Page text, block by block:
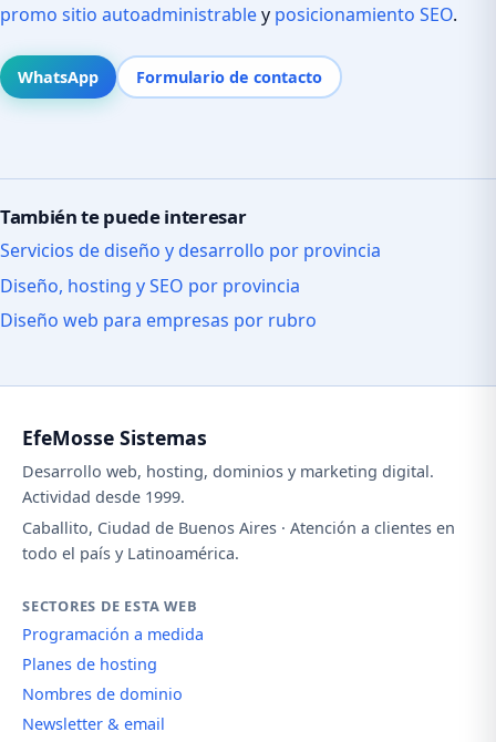
promo sitio autoadministrabley posicionamiento SEO.
WhatsApp Formulario de contacto
También te puede interesar
Servicios de diseño y desarrollo por provincia
Diseño, hosting y SEO por provincia
Diseño web para empresas por rubro
EfeMosse Sistemas
Desarrollo web, hosting, dominios y marketing digital.
Actividad desde 1999.
Caballito, Ciudad de Buenos Aires · Atención a clientes en
todo el país y Latinoamérica.
SECTORES DE ESTA WEB
Programación a medida
Planes de hosting
Nombres de dominio
Newsletter & email